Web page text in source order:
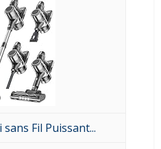
Fil Puissant...